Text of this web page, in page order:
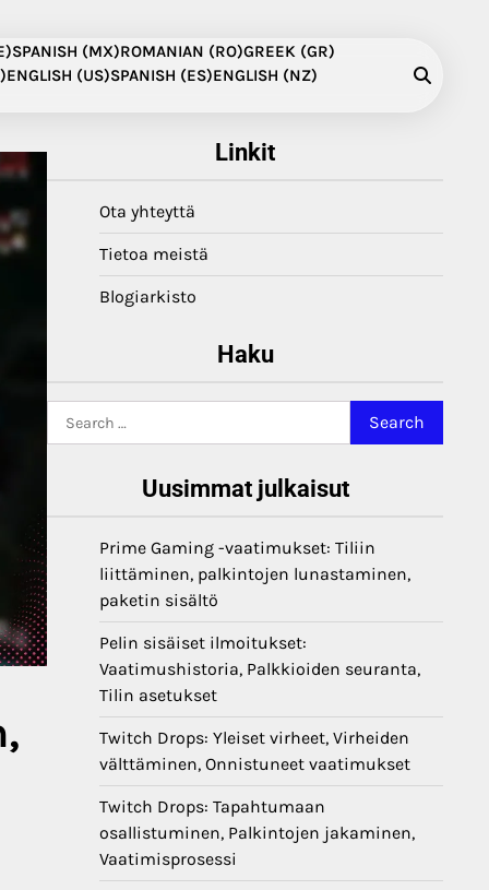
SPANISH (MX)ROMANIAN (RO)GREEK (GR)
ENGLISH (US)SPANISH (ES)ENGLISH (NZ)
Linkit
Ota yhteyttä
Tietoa meistä
Blogiarkisto
Haku
for:
Uusimmat julkaisut
Prime Gaming -vaatimukset: Tiliin
liittäminen, palkintojen lunastaminen,
paketin sisältö
Pelin sisäiset ilmoitukset:
Vaatimushistoria, Palkkioiden seuranta,
Tilin asetukset
Twitch Drops: Yleiset virheet, Virheiden
välttäminen, Onnistuneet vaatimukset
Twitch Drops: Tapahtumaan
osallistuminen, Palkintojen jakaminen,
Vaatimisprosessi